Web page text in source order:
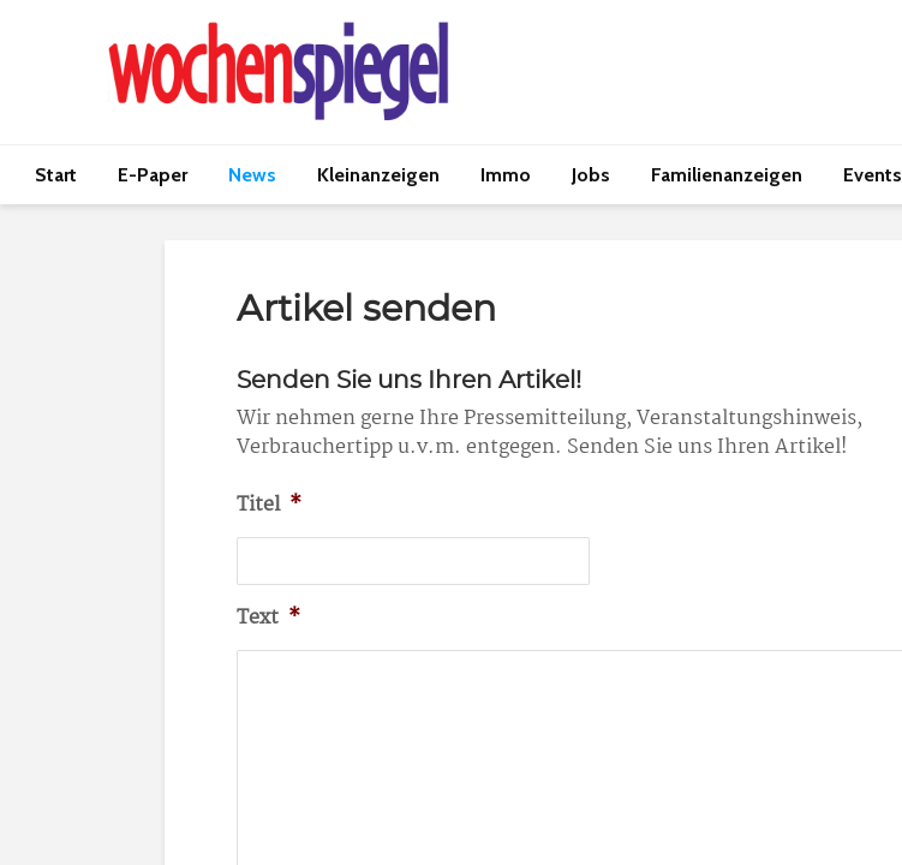
Start E-Paper News Kleinanzeigen Immo Jobs Familienanzeigen Events
Artikel senden
Senden Sie uns Ihren Artikel!
Wir nehmen gerne Ihre Pressemitteilung, Veranstaltungshinweis,
Verbrauchertipp u.v.m. entgegen. Senden Sie uns Ihren Artikel!
Titel *
Text *